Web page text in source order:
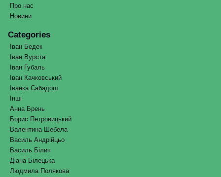
Про нас
Новини
Categories
Іван Бедек
Іван Вурста
Іван Губаль
Іван Качковський
Іванка Сабадош
Інші
Анна Брень
Борис Петровицький
Валентина Шебела
Василь Андрійцьо
Василь Білич
Діана Білецька
Людмила Полякова